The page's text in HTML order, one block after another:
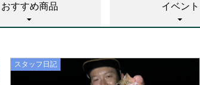
おすすめ商品 イベント
スタッフ日記